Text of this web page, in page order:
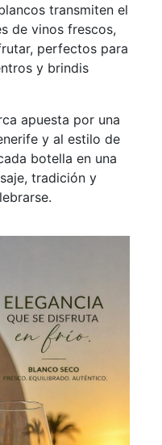
transmiten el
de vinos frescos,
perfectos para
y brindis
apuesta por una
y al estilo de
botella en una
tradición y